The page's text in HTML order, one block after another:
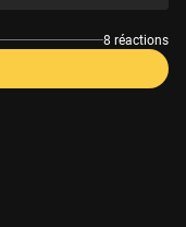
8 réactions